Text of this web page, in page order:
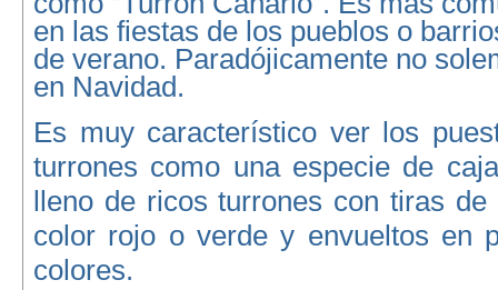
en las fiestas de los pueblos o
de verano. Paradójicamente no
en Navidad.
Es muy característico ver los
turrones como una especie de
lleno de ricos turrones con tiras
color rojo o verde y envueltos en
colores.